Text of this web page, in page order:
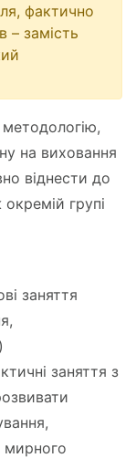
фактично
– замість
методологію,
на виховання
віднести до
групі
заняття
заняття з
мирного